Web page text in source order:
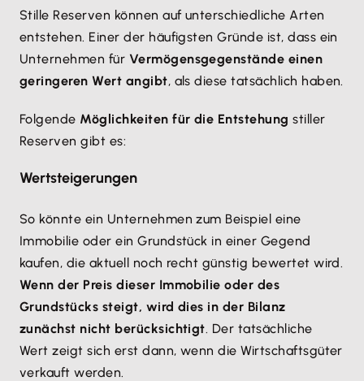
Stille Reserven können auf unterschiedliche Arten
entstehen. Einer der häufigsten Gründe ist, dass ein
Unternehmen für Vermögensgegenstände einen
geringeren Wert angibt, als diese tatsächlich haben.
Folgende Möglichkeiten für die Entstehung stiller
Reserven gibt es:
Wertsteigerungen
So könnte ein Unternehmen zum Beispiel eine
Immobilie oder ein Grundstück in einer Gegend
kaufen, die aktuell noch recht günstig bewertet wird.
Wenn der Preis dieser Immobilie oder des
Grundstücks steigt, wird dies in der Bilanz
zunächst nicht berücksichtigt. Der tatsächliche
Wert zeigt sich erst dann, wenn die Wirtschaftsgüter
verkauft werden.